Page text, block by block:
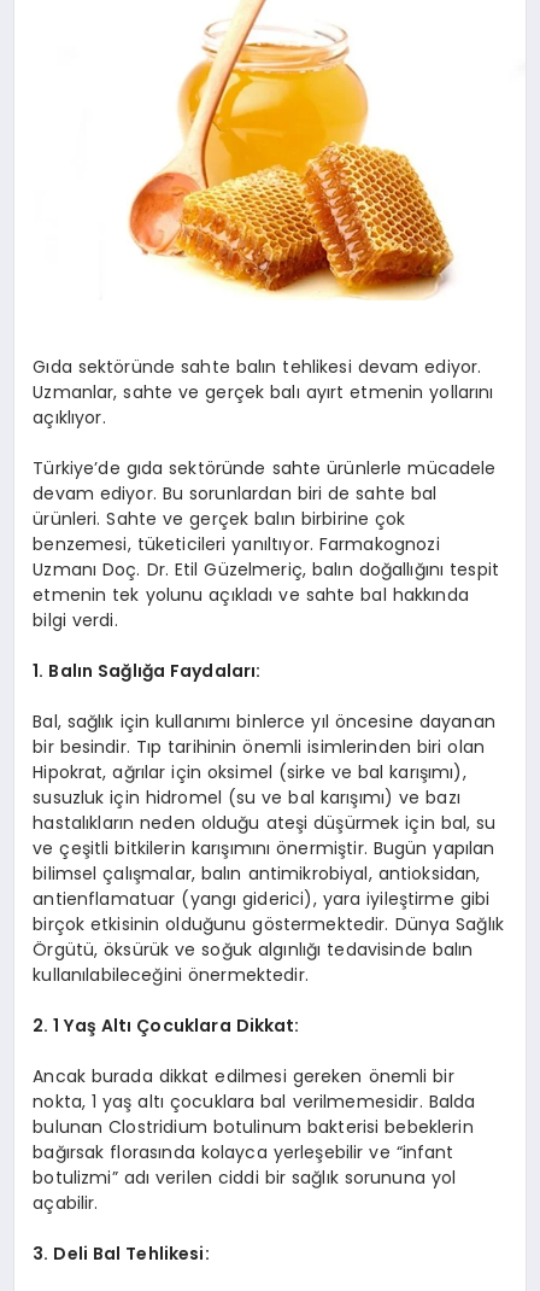
Gıda sektöründe sahte balın tehlikesi devam ediyor.
Uzmanlar, sahte ve gerçek balı ayırt etmenin yollarını
açıklıyor.
Türkiye’de gıda sektöründe sahte ürünlerle mücadele
devam ediyor. Bu sorunlardan biri de sahte bal
ürünleri. Sahte ve gerçek balın birbirine çok
benzemesi, tüketicileri yanıltıyor. Farmakognozi
Uzmanı Doç. Dr. Etil Güzelmeriç, balın doğallığını tespit
etmenin tek yolunu açıkladı ve sahte bal hakkında
bilgi verdi.
1. Balın Sağlığa Faydaları:
Bal, sağlık için kullanımı binlerce yıl öncesine dayanan
bir besindir. Tıp tarihinin önemli isimlerinden biri olan
Hipokrat, ağrılar için oksimel (sirke ve bal karışımı),
susuzluk için hidromel (su ve bal karışımı) ve bazı
hastalıkların neden olduğu ateşi düşürmek için bal, su
ve çeşitli bitkilerin karışımını önermiştir. Bugün yapılan
bilimsel çalışmalar, balın antimikrobiyal, antioksidan,
antienflamatuar (yangı giderici), yara iyileştirme gibi
birçok etkisinin olduğunu göstermektedir. Dünya Sağlık
Örgütü, öksürük ve soğuk algınlığı tedavisinde balın
kullanılabileceğini önermektedir.
2. 1 Yaş Altı Çocuklara Dikkat:
Ancak burada dikkat edilmesi gereken önemli bir
nokta, 1 yaş altı çocuklara bal verilmemesidir. Balda
bulunan Clostridium botulinum bakterisi bebeklerin
bağırsak florasında kolayca yerleşebilir ve “infant
botulizmi” adı verilen ciddi bir sağlık sorununa yol
açabilir.
3. Deli Bal Tehlikesi: